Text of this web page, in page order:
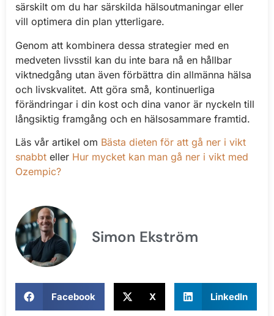
särskilt om du har särskilda hälsoutmaningar eller
vill optimera din plan ytterligare.
Genom att kombinera dessa strategier med en
medveten livsstil kan du inte bara nå en hållbar
viktnedgång utan även förbättra din allmänna hälsa
och livskvalitet. Att göra små, kontinuerliga
förändringar i din kost och dina vanor är nyckeln till
långsiktig framgång och en hälsosammare framtid.
Läs vår artikel om Bästa dieten för att gå ner i vikt
snabbt eller Hur mycket kan man gå ner i vikt med
Ozempic?
Simon Ekström
Facebook X LinkedIn